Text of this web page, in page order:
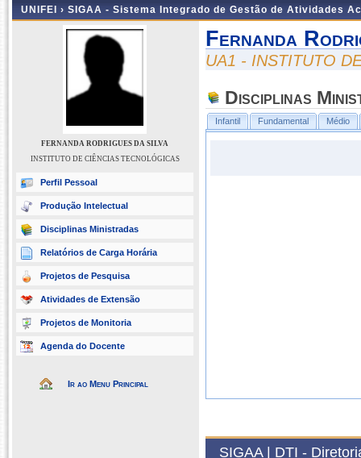
UNIFEI › SIGAA - Sistema Integrado de Gestão de Atividades
FERNANDA RODRIGUES DA SILVA
INSTITUTO DE CIÊNCIAS TECNOLÓGICAS
Perfil Pessoal
Produção Intelectual
Disciplinas Ministradas
Relatórios de Carga Horária
Projetos de Pesquisa
Atividades de Extensão
Projetos de Monitoria
Agenda do Docente
Ir ao Menu Principal
Fernanda
UA1 - INSTITUTO
Disciplinas
Infantil Fundamental Médio
SIGAA | DTI -